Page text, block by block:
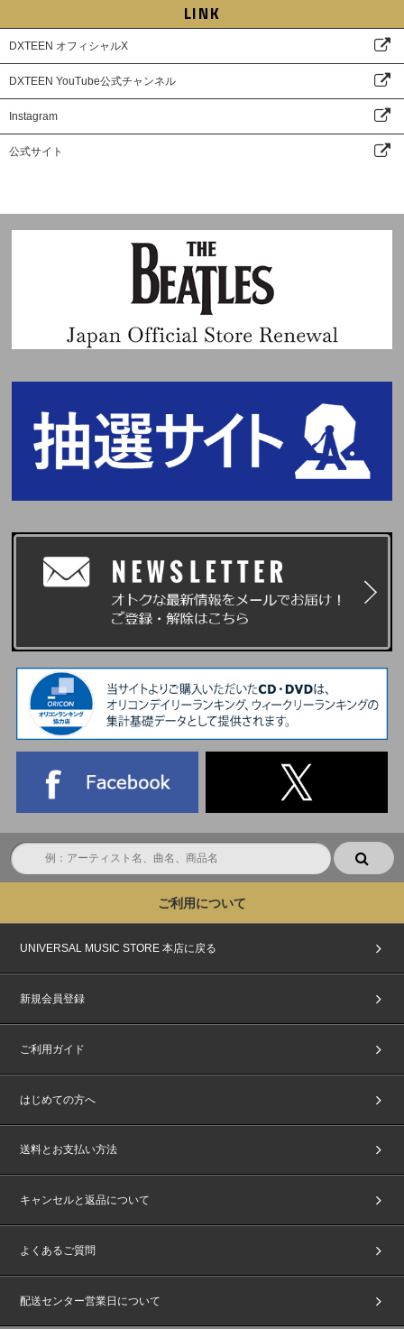
LINK
DXTEEN オフィシャルX
DXTEEN YouTube公式チャンネル
Instagram
公式サイト
ご利用について
UNIVERSAL MUSIC STORE 本店に戻る
新規会員登録
ご利用ガイド
はじめての方へ
送料とお支払い方法
キャンセルと返品について
よくあるご質問
配送センター営業日について